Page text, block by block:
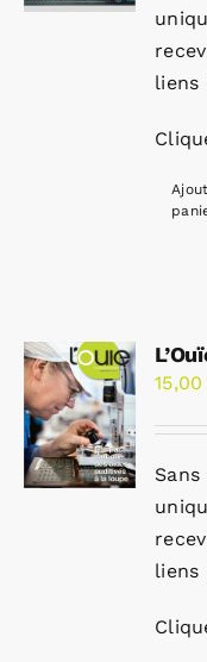
liens
15,00
liens